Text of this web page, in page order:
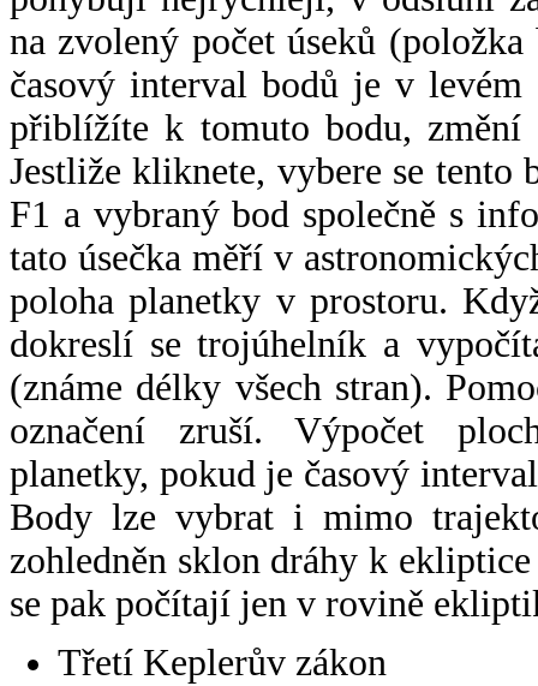
na zvolený počet úseků
časový interval bodů je v
přiblížíte k tomuto bodu,
Jestliže kliknete, vybere se tento
F1 a vybraný bod společně s
tato úsečka měří v
poloha planetky v prostoru.
dokreslí se trojúhelník a
(známe délky všech stran).
označení zruší. Výpočet
planetky, pokud je časový
Body lze vybrat i mimo
zohledněn sklon dráhy k
se pak počítají jen v rovině
Třetí Keplerův zákon